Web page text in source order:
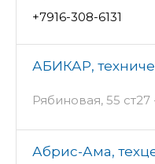
+7916-308-6131
АБИКАР,
Рябиновая, 55 ст27
Абрис-Ама,